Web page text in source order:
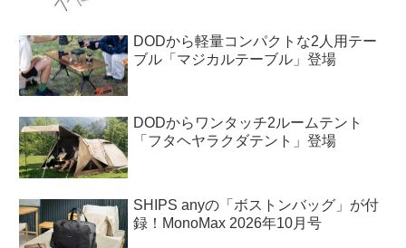
DODから軽量コンパクトな2人用テー
ブル「マジカルテーブル」登場
DODからワンタッチ2ルームテント
「フタヘヤラクダテント」登場
SHIPS anyの「ボストンバッグ」が付
録！MonoMax 2026年10月号